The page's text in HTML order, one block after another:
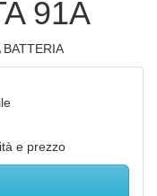
91A
e prezzo